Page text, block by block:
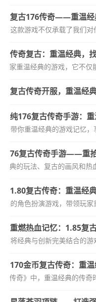
复古176传奇——重温经
这款游戏不仅承载了我们
传奇复古：重温经典，
家重温经典的游戏，它不
复古传奇开服，重温经
纯176复古传奇手游：
，带你重温经典的游戏记忆
76复古传奇手游——重
典的玩法、复古的画风和
1.80复古传奇：重温经
典的角色扮演游戏，带领玩
重燃热血记忆：1.85复
款将经典与创新完美结合的
170金币复古传奇：重
传奇》中，重温经典的传